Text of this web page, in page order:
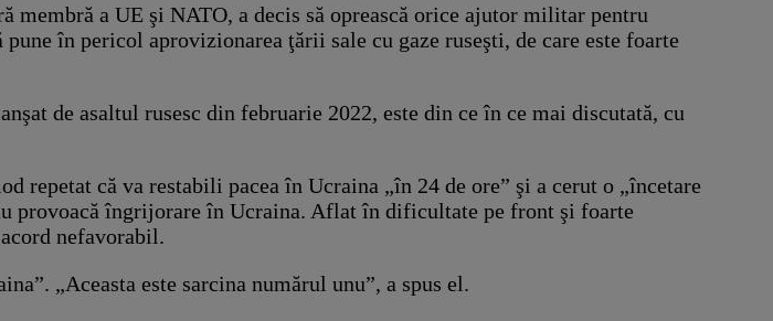
a UE şi NATO, a decis să oprească orice ajutor militar pentru
în pericol aprovizionarea ţării sale cu gaze ruseşti, de care este foarte
de asaltul rusesc din februarie 2022, este din ce în ce mai discutată, cu
repetat că va restabili pacea în Ucraina „în 24 de ore” şi a cerut o „încetare
provoacă îngrijorare în Ucraina. Aflat în dificultate pe front şi foarte
nefavorabil.
„Aceasta este sarcina numărul unu”, a spus el.